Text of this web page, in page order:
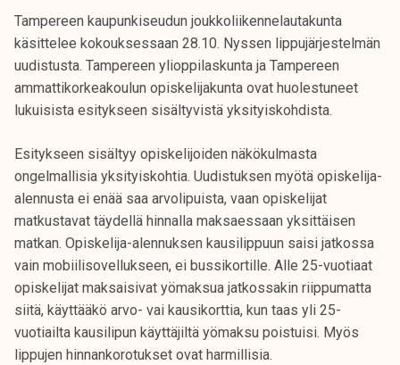
m
m
t
k
o
r
k
e
a
k
o
u
l
Tampereen kaupunkiseudun joukkoliikennelautakunta
käsittelee kokouksessaan 28.10. Nyssen lippujärjestelmän
uudistusta. Tampereen ylioppilaskunta ja Tampereen
ammattikorkeakoulun opiskelijakunta ovat huolestuneet
lukuisista esitykseen sisältyvistä yksityiskohdista.
Esitykseen sisältyy opiskelijoiden näkökulmasta
ongelmallisia yksityiskohtia. Uudistuksen myötä opiskelija-
alennusta ei enää saa arvolipuista, vaan opiskelijat
matkustavat täydellä hinnalla maksaessaan yksittäisen
matkan. Opiskelija-alennuksen kausilippuun saisi jatkossa
vain mobiilisovellukseen, ei bussikortille. Alle 25-vuotiaat
opiskelijat maksaisivat yömaksua jatkossakin riippumatta
siitä, käyttääkö arvo- vai kausikorttia, kun taas yli 25-
vuotiailta kausilipun käyttäjiltä yömaksu poistuisi. Myös
lippujen hinnankorotukset ovat harmillisia.